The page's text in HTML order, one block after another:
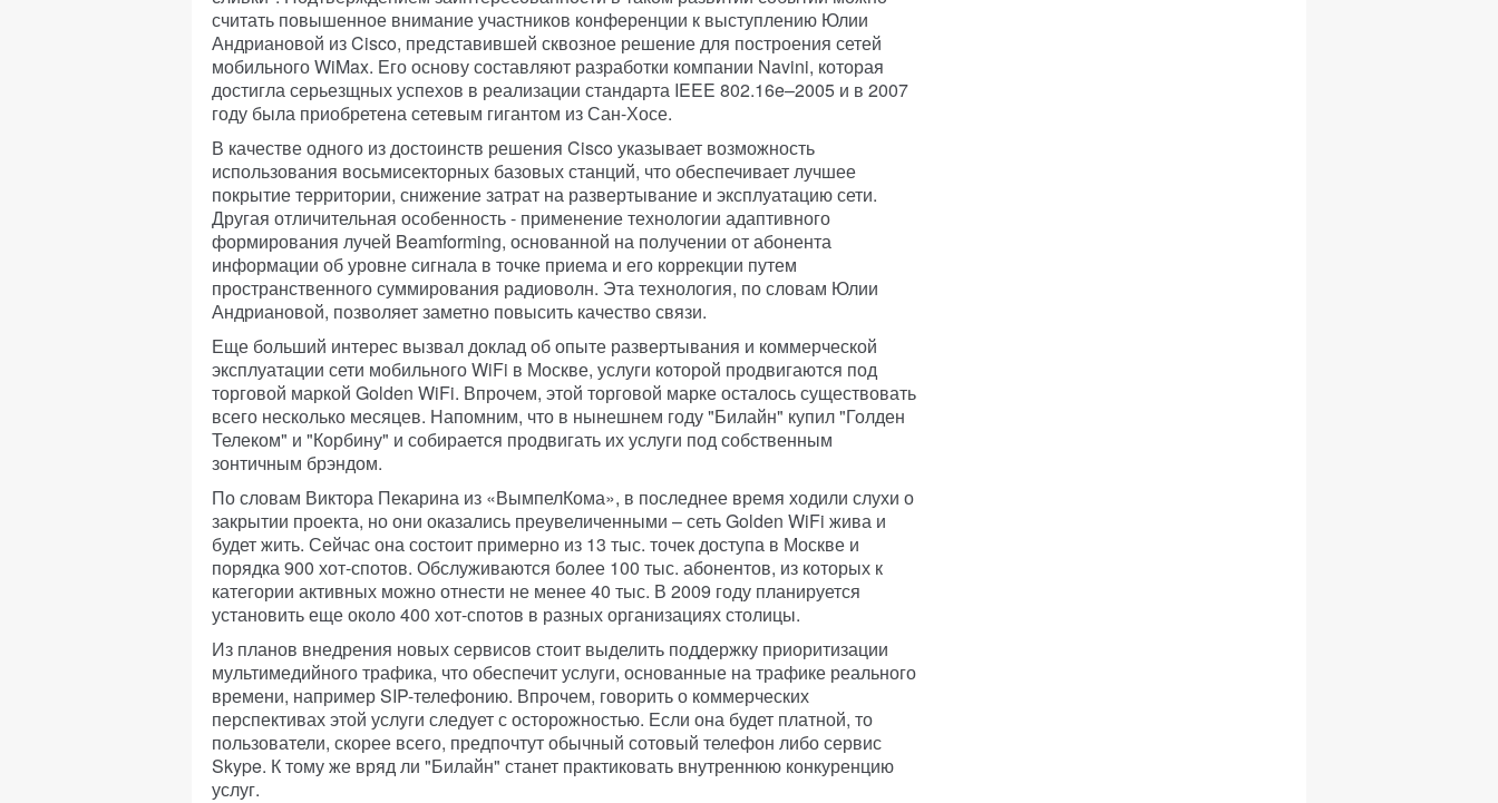
считать повышенное внимание участников конференции к выступлению Юлии
Андриановой из Cisco, представившей сквозное решение для построения сетей
мобильного WiMax. Его основу составляют разработки компании Navini, которая
достигла серьезщных успехов в реализации стандарта IEEE 802.16e–2005 и в 2007
году была приобретена сетевым гигантом из Сан-Хосе.
В качестве одного из достоинств решения Cisco указывает возможность
использования восьмисекторных базовых станций, что обеспечивает лучшее
покрытие территории, снижение затрат на развертывание и эксплуатацию сети.
Другая отличительная особенность - применение технологии адаптивного
формирования лучей Beamforming, основанной на получении от абонента
информации об уровне сигнала в точке приема и его коррекции путем
пространственного суммирования радиоволн. Эта технология, по словам Юлии
Андриановой, позволяет заметно повысить качество связи.
Еще больший интерес вызвал доклад об опыте развертывания и коммерческой
эксплуатации сети мобильного WiFi в Москве, услуги которой продвигаются под
торговой маркой Golden WiFi. Впрочем, этой торговой марке осталось существовать
всего несколько месяцев. Напомним, что в нынешнем году "Билайн" купил "Голден
Телеком" и "Корбину" и собирается продвигать их услуги под собственным
зонтичным брэндом.
По словам Виктора Пекарина из «ВымпелКома», в последнее время ходили слухи о
закрытии проекта, но они оказались преувеличенными – сеть Golden WiFi жива и
будет жить. Сейчас она состоит примерно из 13 тыс. точек доступа в Москве и
порядка 900 хот-спотов. Обслуживаются более 100 тыс. абонентов, из которых к
категории активных можно отнести не менее 40 тыс. В 2009 году планируется
установить еще около 400 хот-спотов в разных организациях столицы.
Из планов внедрения новых сервисов стоит выделить поддержку приоритизации
мультимедийного трафика, что обеспечит услуги, основанные на трафике реального
времени, например SIP-телефонию. Впрочем, говорить о коммерческих
перспективах этой услуги следует с осторожностью. Если она будет платной, то
пользователи, скорее всего, предпочтут обычный сотовый телефон либо сервис
Skype. К тому же вряд ли "Билайн" станет практиковать внутреннюю конкуренцию
услуг.